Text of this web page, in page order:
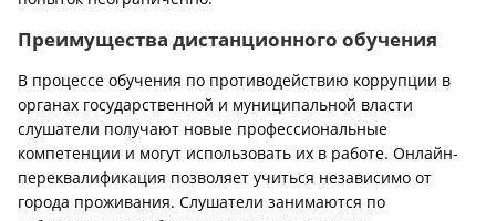
Преимущества дистанционного обучения
В процессе обучения по противодействию коррупции в
органах государственной и муниципальной власти
слушатели получают новые профессиональные
компетенции и могут использовать их в работе. Онлайн-
переквалификация позволяет учиться независимо от
города проживания. Слушатели занимаются по